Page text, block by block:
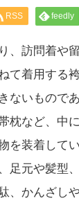
RSS feedly
、訪問着や
て着用する
ないもので
枕など、中
を装着して
足元や髪型
、かんざし